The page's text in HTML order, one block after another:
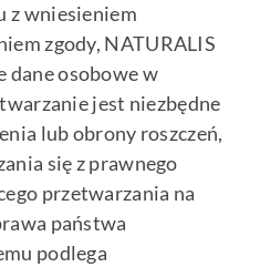
z wniesieniem
zgody, NATURALIS
dane osobowe w
jest niezbędne
lub obrony roszczeń,
się z prawnego
przetwarzania na
państwa
podlega